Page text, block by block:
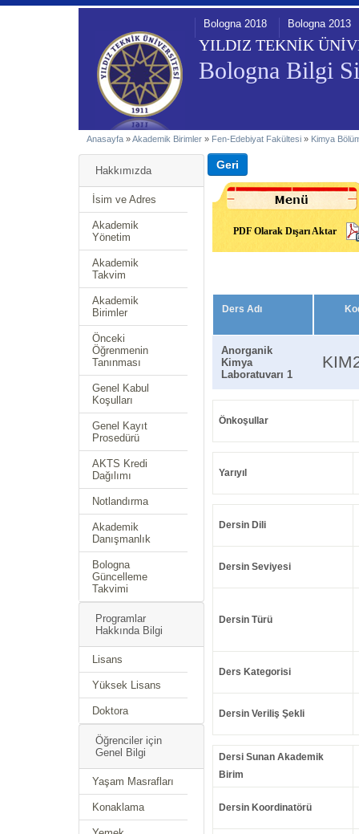
YILDIZ TEKNİK
Bologna Bilgi
Bologna 2018 Bologna 2013
Anasayfa »Akademik Birimler » Fen-Edebiyat Fakültesi » Kimya
Hakkımızda
İsim ve Adres
Akademik
Yönetim
Akademik
Takvim
Akademik
Birimler
Önceki
Öğrenmenin
Tanınması
Genel Kabul
Koşulları
Genel Kayıt
Prosedürü
AKTS Kredi
Dağılımı
Notlandırma
Akademik
Danışmanlık
Bologna
Güncelleme
Takvimi
Programlar
Hakkında Bilgi
Lisans
Yüksek Lisans
Doktora
Öğrenciler için
Genel Bilgi
Yaşam Masrafları
Konaklama
PDF Olarak Dışarı Aktar
Ders Adı
Anorganik
Kimya
Laboratuvarı 1
Önkoşullar
Yarıyıl
Dersin Dili
Dersin Seviyesi
Dersin Türü
Ders Kategorisi
Dersin Veriliş Şekli
Dersi Sunan Akademik
Birim
Dersin Koordinatörü